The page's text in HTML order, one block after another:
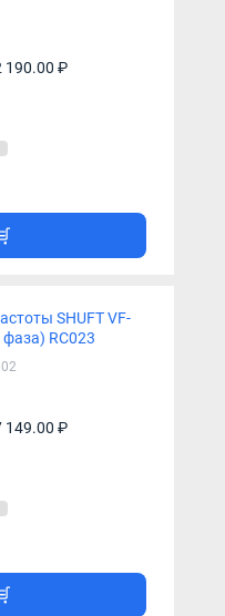
190.00 ₽
SHUFT VF-
RC023
149.00 ₽